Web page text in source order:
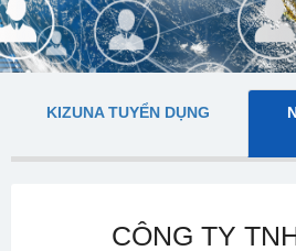
KIZUNA TUYỂN DỤNG
CÔNG TY